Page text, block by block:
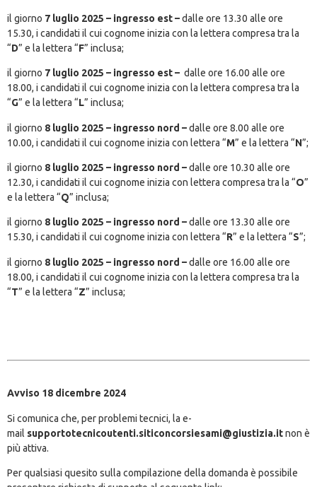
il giorno 7 luglio 2025 – ingresso est –dalle ore 13.30 alle ore
15.30, i candidati il cui cognome inizia con la lettera compresa tra la
“D” e la lettera “F” inclusa;
il giorno 7 luglio 2025 – ingresso est – dalle ore 16.00 alle ore
18.00, i candidati il cui cognome inizia con la lettera compresa tra la
“G” e la lettera “L” inclusa;
il giorno 8 luglio 2025 – ingresso nord –dalle ore 8.00 alle ore
10.00, i candidati il cui cognome inizia con lettera “M” e la lettera “N”;
il giorno 8 luglio 2025 – ingresso nord –dalle ore 10.30 alle ore
12.30, i candidati il cui cognome inizia con lettera compresa tra la “O”
e la lettera “Q” inclusa;
il giorno 8 luglio 2025 – ingresso nord –dalle ore 13.30 alle ore
15.30, i candidati il cui cognome inizia con lettera “R” e la lettera “S”;
il giorno 8 luglio 2025 – ingresso nord –dalle ore 16.00 alle ore
18.00, i candidati il cui cognome inizia con la lettera compresa tra la
“T” e la lettera “Z” inclusa;
Avviso 18 dicembre 2024
Si comunica che, per problemi tecnici, la e-
mail supportotecnicoutenti.siticoncorsiesami@giustizia.itnon è
più attiva.
Per qualsiasi quesito sulla compilazione della domanda è possibile